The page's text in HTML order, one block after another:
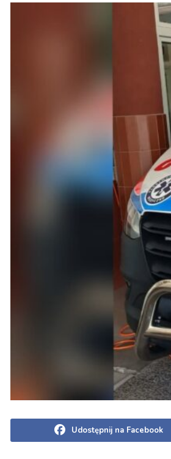
Udostępnij na Facebook